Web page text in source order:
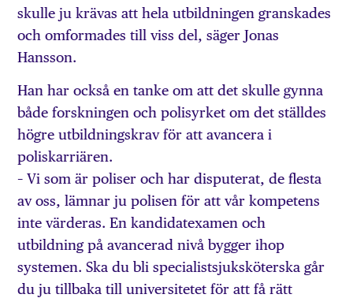
skulle ju krävas att hela utbildningen granskades
och omformades till viss del, säger Jonas
Hansson.
Han har också en tanke om att det skulle gynna
både forskningen och polisyrket om det ställdes
högre utbildningskrav för att avancera i
poliskarriären.
– Vi som är poliser och har disputerat, de flesta
av oss, lämnar ju polisen för att vår kompetens
inte värderas. En kandidatexamen och
utbildning på avancerad nivå bygger ihop
systemen. Ska du bli specialistsjuksköterska går
du ju tillbaka till universitetet för att få rätt